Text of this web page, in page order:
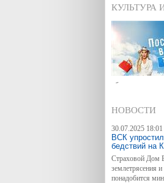
четкие
КУЛЬТУРА
обделены
Владимиром
НОВОСТИ
30.07.2025 18:01
ВСК
бедствий на
Страховой Дом
землетрясения
понадобится